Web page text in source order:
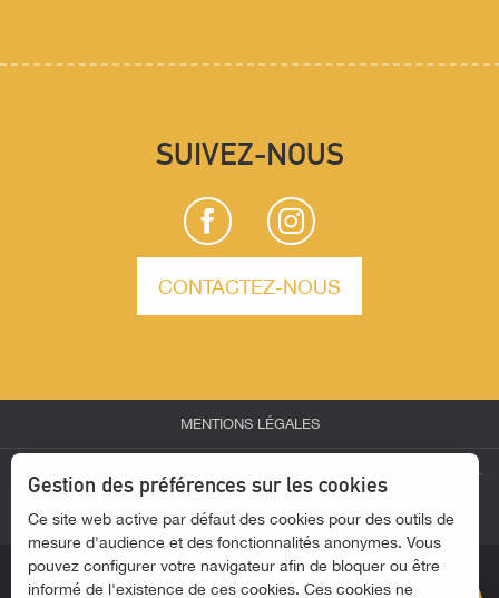
Contacter par email
SUIVEZ-NOUS
CONTACTEZ-NOUS
MENTIONS LÉGALES
-
ACTUALITÉS - ACCESSIBILITÉ - SITE NON CONFORME
Gestion des préférences sur les cookies
Ce site web active par défaut des cookies pour des outils de
mesure d'audience et des fonctionnalités anonymes. Vous
pouvez configurer votre navigateur afin de bloquer ou être
informé de l'existence de ces cookies. Ces cookies ne